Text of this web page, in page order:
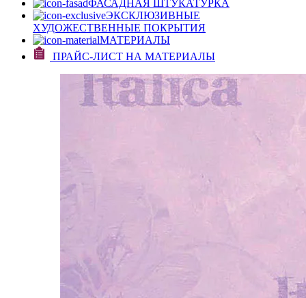
ФАСАДНАЯ ШТУКАТУРКА
ЭКСКЛЮЗИВНЫЕ
ХУДОЖЕСТВЕННЫЕ ПОКРЫТИЯ
МАТЕРИАЛЫ
ПРАЙС-ЛИСТ НА МАТЕРИАЛЫ